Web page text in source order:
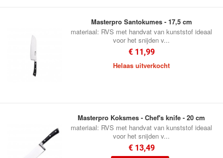
Masterpro Santokumes - 17,5 cm
materiaal: RVS met handvat van kunststof ideaal
voor het snijden v...
€ 11,99
Helaas uitverkocht
Masterpro Koksmes - Chef's knife - 20 cm
materiaal: RVS met handvat van kunststof ideaal
voor het snijden v...
€ 13,49